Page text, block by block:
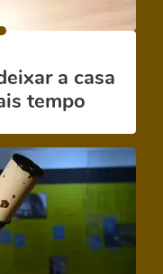
a casa
tempo